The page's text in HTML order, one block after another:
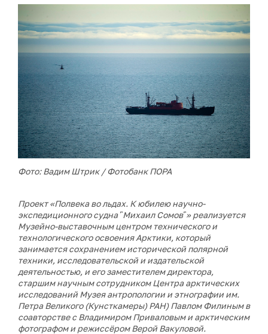
Фото: Вадим Штрик / Фотобанк ПОРА
Проект «Полвека во льдах. К юбилею научно-
экспедиционного судна ῝Михаил Сомов῝» реализуется
Музейно-выставочным центром технического и
технологического освоения Арктики, который
занимается сохранением исторической полярной
техники, исследовательской и издательской
деятельностью, и егозаместителем директора,
старшим научным сотрудником Центра арктических
исследований Музея антропологии и этнографии им.
Петра Великого (Кунсткамеры) РАН) Павлом Филиным в
соавторстве сВладимиром Приваловым и арктическим
фотографом и режиссёром Верой Вакуловой.